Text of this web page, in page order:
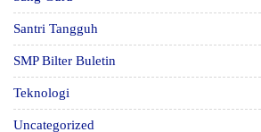
Santri Tangguh
SMP Bilter Buletin
Teknologi
Uncategorized